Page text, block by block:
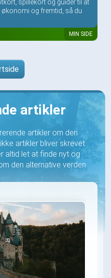
spillekort og guider til at
og fremtid, så du
MIN SIDE
artikler
artikler om den
artikler bliver skrevet
altid let at finde nyt og
den alternative verden